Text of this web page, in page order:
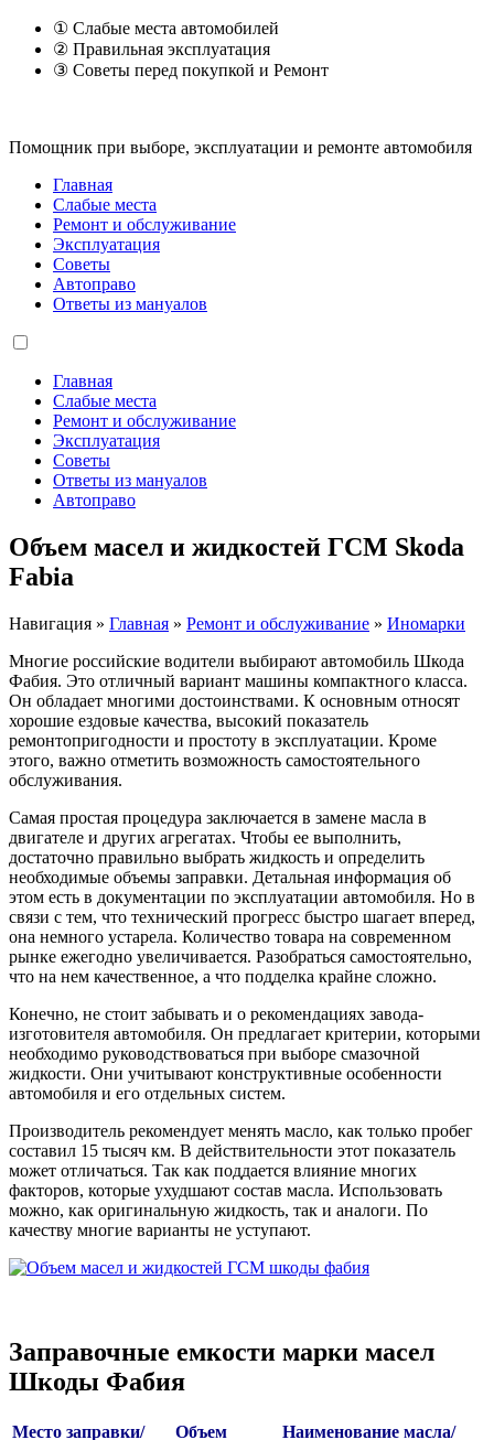
① Слабые места автомобилей
② Правильная эксплуатация
③ Советы перед покупкой и Ремонт
Помощник при выборе, эксплуатации и ремонте автомобиля
Главная
Слабые места
Ремонт и обслуживание
Эксплуатация
Советы
Автоправо
Ответы из мануалов
Главная
Слабые места
Ремонт и обслуживание
Эксплуатация
Советы
Ответы из мануалов
Автоправо
Объем масел и жидкостей ГСМ Skoda
Fabia
Навигация » Главная » Ремонт и обслуживание » Иномарки
Многие российские водители выбирают автомобиль Шкода
Фабия. Это отличный вариант машины компактного класса.
Он обладает многими достоинствами. К основным относят
хорошие ездовые качества, высокий показатель
ремонтопригодности и простоту в эксплуатации. Кроме
этого, важно отметить возможность самостоятельного
обслуживания.
Самая простая процедура заключается в замене масла в
двигателе и других агрегатах. Чтобы ее выполнить,
достаточно правильно выбрать жидкость и определить
необходимые объемы заправки. Детальная информация об
этом есть в документации по эксплуатации автомобиля. Но в
связи с тем, что технический прогресс быстро шагает вперед,
она немного устарела. Количество товара на современном
рынке ежегодно увеличивается. Разобраться самостоятельно,
что на нем качественное, а что подделка крайне сложно.
Конечно, не стоит забывать и о рекомендациях завода-
изготовителя автомобиля. Он предлагает критерии, которыми
необходимо руководствоваться при выборе смазочной
жидкости. Они учитывают конструктивные особенности
автомобиля и его отдельных систем.
Производитель рекомендует менять масло, как только пробег
составил 15 тысяч км. В действительности этот показатель
может отличаться. Так как поддается влияние многих
факторов, которые ухудшают состав масла. Использовать
можно, как оригинальную жидкость, так и аналоги. По
качеству многие варианты не уступают.
Заправочные емкости марки масел
Шкоды Фабия
Место заправки/
Объем
Наименование масла/